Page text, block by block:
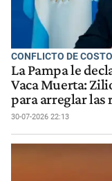
CONFLICTO DE
La Pampa le
Vaca Muerta:
para arreglar las
30-07-2026 22:13